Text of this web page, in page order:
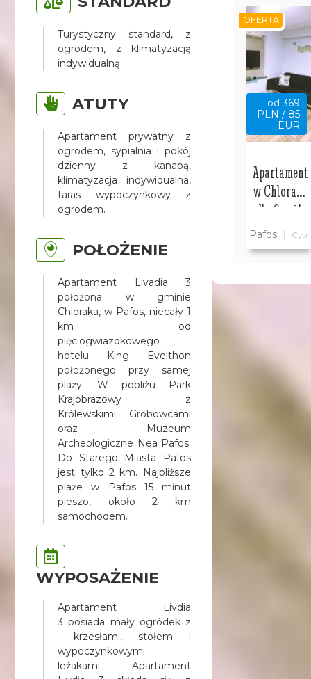
Turystyczny standard, z
ogrodem, z klimatyzacją
indywidualną.
ATUTY
Apartament prywatny z
ogrodem, sypialnia i pokój
dzienny z kanapą,
klimatyzacja indywidualna,
taras wypoczynkowy z
ogrodem.
POŁOŻENIE
Apartament Livadia 3
położona w gminie
Chloraka, w Pafos, niecały 1
km od
pięciogwiazdkowego
hotelu King Evelthon
położonego przy samej
plaży. W pobliżu Park
Krajobrazowy z
Królewskimi Grobowcami
oraz Muzeum
Archeologiczne Nea Pafos.
Do Starego Miasta Pafos
jest tylko 2 km. Najbliższe
plaże w Pafos 15 minut
pieszo, około 2 km
samochodem.
WYPOSAŻENIE
Apartament Livdia
3 posiada mały ogródek z
krzesłami, stołem i
wypoczynkowymi
leżakami. Apartament
od 369
PLN / 85
EUR
Apartament
w Chloraka
dla 2 osób
Pafos Cypr
OFERTA